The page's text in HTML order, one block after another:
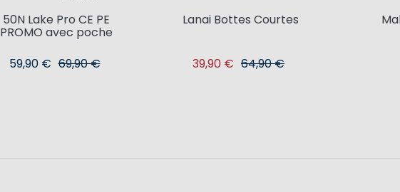
50N Lake Pro CE PE
PROMO avec poche
59,90 € 69,90 €
Lanai Bottes Courtes
39,90 € 64,90 €